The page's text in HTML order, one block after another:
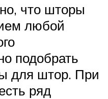
что шторы
любой
подобрать
для штор. При
ряд